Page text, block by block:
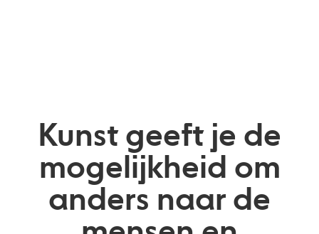
Kunst geeft je de
mogelijkheid om
anders naar de